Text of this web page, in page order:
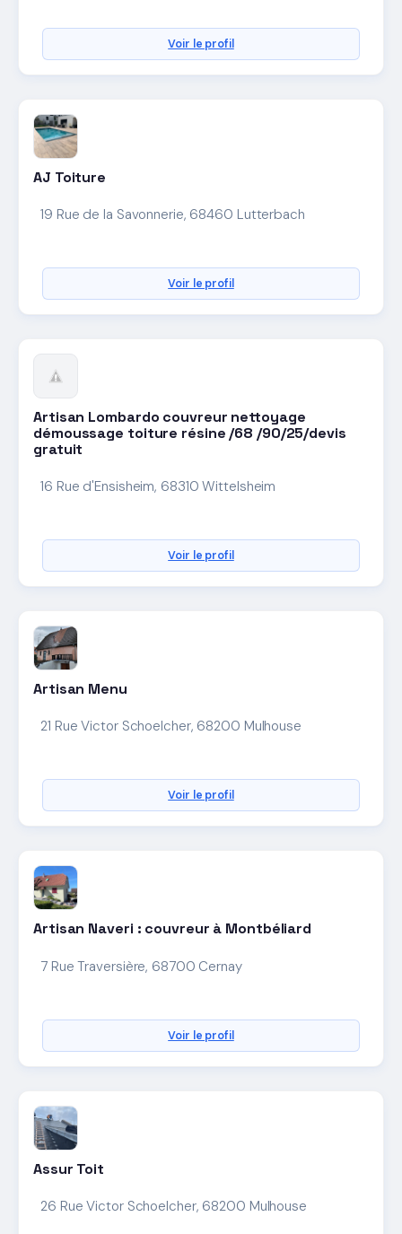
Voir le profil
AJ Toiture
19 Rue de la Savonnerie, 68460 Lutterbach
Voir le profil
Artisan Lombardo couvreur nettoyage
démoussage toiture résine /68 /90/25/devis
gratuit
16 Rue d'Ensisheim, 68310 Wittelsheim
Voir le profil
Artisan Menu
21 Rue Victor Schoelcher, 68200 Mulhouse
Voir le profil
Artisan Naveri : couvreur à Montbéliard
7 Rue Traversière, 68700 Cernay
Voir le profil
Assur Toit
26 Rue Victor Schoelcher, 68200 Mulhouse